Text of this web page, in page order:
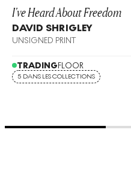
I've Heard About Freedom
DAVID SHRIGLEY
UNSIGNED PRINT
TRADINGFLOOR
5 DANS LES COLLECTIONS